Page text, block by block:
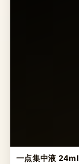
一点集中液 24ml